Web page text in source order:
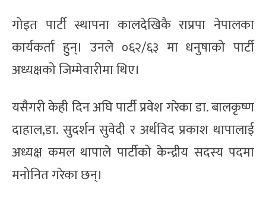
गोइत पार्टी स्थापना कालदेखिकै राप्रपा नेपालका
कार्यकर्ता हुन्। उनले ०६२/६३ मा धनुषाको पार्टी
अध्यक्षको जिम्मेवारीमा थिए।
यसैगरी केही दिन अघि पार्टी प्रवेश गरेका डा. बालकृष्ण
दाहाल,डा. सुदर्शन सुवेदी र अर्थविद प्रकाश थापालाई
अध्यक्ष कमल थापाले पार्टीको केन्द्रीय सदस्य पदमा
मनोनित गरेका छन्।